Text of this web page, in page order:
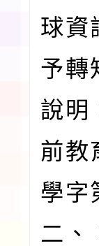
球資
予轉
說明
前教
學字
二、